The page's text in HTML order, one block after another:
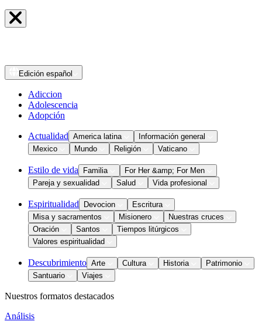
Edición español
Adiccion
Adolescencia
Adopción
Actualidad America latina
Información general
Mexico
Mundo Religión Vaticano
Estilo de vida Familia
For Her &amp; For Men
Pareja y sexualidad
Salud Vida profesional
Espiritualidad Devocion
Escritura
Misa y sacramentos
Misionero
Nuestras cruces
Oración
Santos
Tiempos litúrgicos
Valores espiritualidad
Descubrimiento Arte Cultura Historia
Patrimonio
Santuario
Viajes
Nuestros formatos destacados
Análisis